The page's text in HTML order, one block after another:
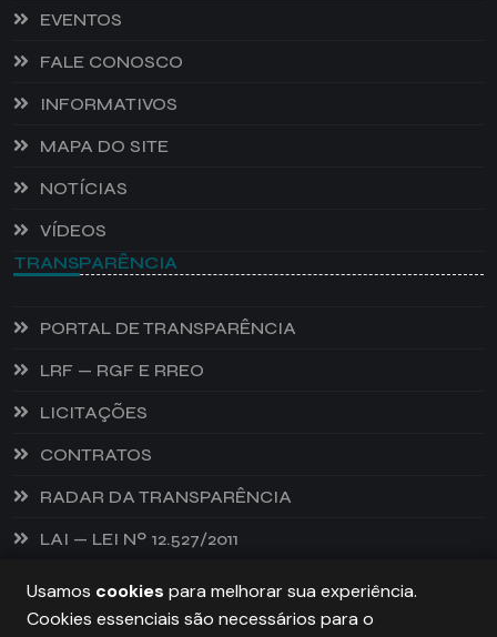
EVENTOS
FALE CONOSCO
INFORMATIVOS
MAPA DO SITE
NOTÍCIAS
VÍDEOS
TRANSPARÊNCIA
PORTAL DE TRANSPARÊNCIA
LRF — RGF E RREO
LICITAÇÕES
CONTRATOS
RADAR DA TRANSPARÊNCIA
LAI — LEI Nº 12.527/2011
PREFEITURA DE CASTANHEIRA, TODOS OS DIREITOS
Usamos cookies para melhorar sua experiência.
Cookies essenciais são necessários para o